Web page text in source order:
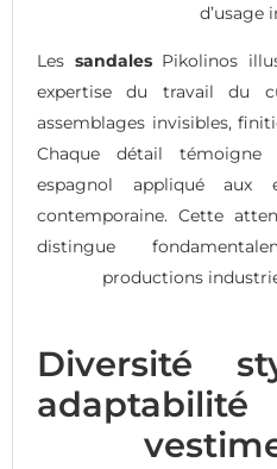
d’usage
Les sandalesPikolinos
expertise du travail du
assemblages invisibles,
Chaque détail témoigne
espagnol appliqué aux
contemporaine. Cette
distingue
productions
Diversité
adaptabilité